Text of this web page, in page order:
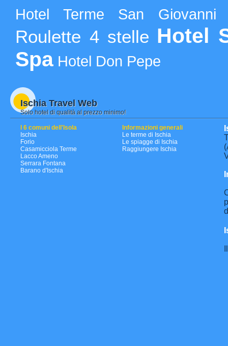
Hotel Terme San Giovanni
Roulette 4 stelle Hotel
Spa Hotel Don Pepe
Ischia Travel Web
Solo hotel di qualità al prezzo minimo!
I 6 comuni dell'Isola
Ischia
Forio
Casamicciola Terme
Lacco Ameno
Serrara Fontana
Barano d'Ischia
Informazioni generali
Le terme di Ischia
Le spiagge di Ischia
Raggiungere Ischia